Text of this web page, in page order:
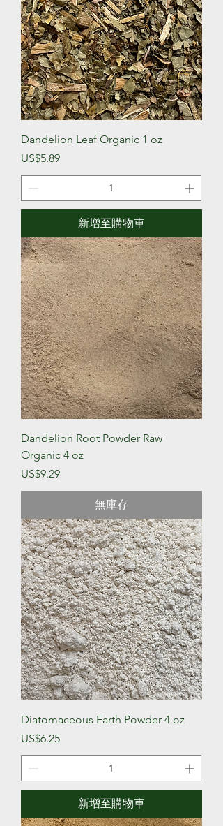
Dandelion Leaf Organic 1 oz
價格
US$5.89
新增至購物車
Dandelion Root Powder Raw
Organic 4 oz
價格
US$9.29
無庫存
Diatomaceous Earth Powder 4 oz
價格
US$6.25
新增至購物車